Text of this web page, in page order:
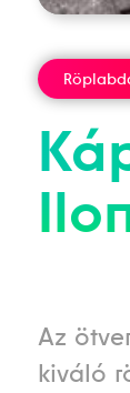
Az
kiváló